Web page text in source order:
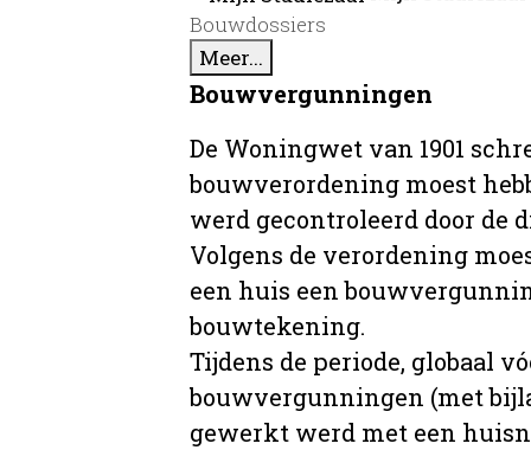
Bouwdossiers
Meer...
Bouwvergunningen
De Woningwet van 1901
bouwverordening moest
werd gecontroleerd door de
Volgens de verordening
een huis een
bouwtekening.
Tijdens de periode, globaal
bouwvergunningen (met
gewerkt werd met een